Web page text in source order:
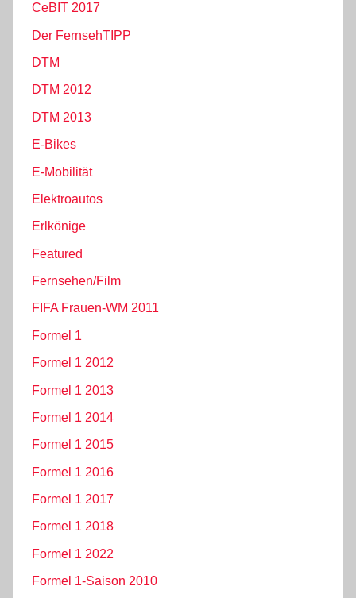
CeBIT 2017
Der FernsehTIPP
DTM
DTM 2012
DTM 2013
E-Bikes
E-Mobilität
Elektroautos
Erlkönige
Featured
Fernsehen/Film
FIFA Frauen-WM 2011
Formel 1
Formel 1 2012
Formel 1 2013
Formel 1 2014
Formel 1 2015
Formel 1 2016
Formel 1 2017
Formel 1 2018
Formel 1 2022
Formel 1-Saison 2010